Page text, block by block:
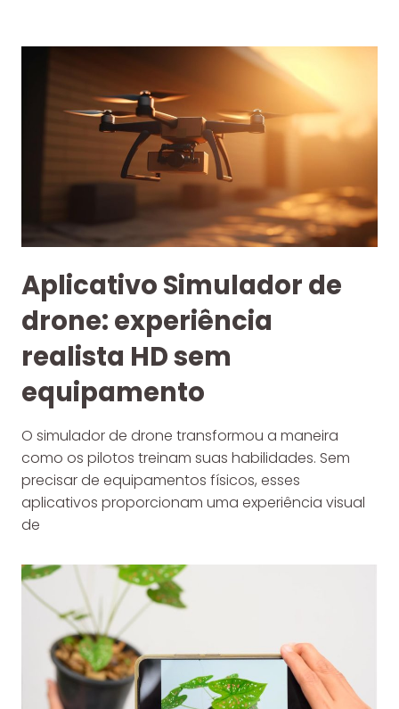
Aplicativo Simulador de
drone: experiência
realista HD sem
equipamento
O simulador de drone transformou a maneira
como os pilotos treinam suas habilidades. Sem
precisar de equipamentos físicos, esses
aplicativos proporcionam uma experiência visual
de